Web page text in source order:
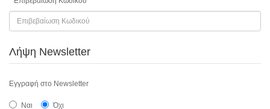
Λήψη Newsletter
Εγγραφή στο Newsletter
Ναι Όχι